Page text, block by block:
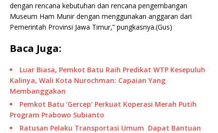
dengan rencana kebutuhan dan rencana pengembangan
Museum Ham Munir dengan menggunakan anggaran dari
Pemerintah Provinsi Jawa Timur,” pungkasnya.(Gus)
Baca Juga:
Luar Biasa, Pemkot Batu Raih Predikat WTP Kesepuluh
Kalinya, Wali Kota Nurochman: Capaian Yang
Membanggakan
Pemkot Batu ‘Gercep’ Perkuat Koperasi Merah Putih
Program Prabowo Subianto
Ratusan Pelaku Transportasi Umum Dapat Bantuan